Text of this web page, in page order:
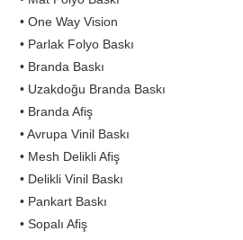
• One Way Vision
• Parlak Folyo Baskı
• Branda Baskı
• Uzakdoğu Branda Baskı
• Branda Afiş
• Avrupa Vinil Baskı
• Mesh Delikli Afiş
• Delikli Vinil Baskı
• Pankart Baskı
• Sopalı Afiş